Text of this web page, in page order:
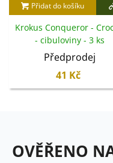
Přidat do košíku
Krokus Conqueror -
- cibuloviny - 3 ks
Předprodej
41 Kč
OVĚŘENO